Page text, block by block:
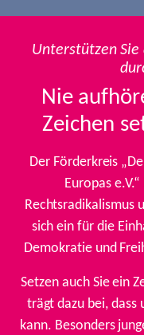
Unterstützen
Nie
Zeichen
Der Förderkreis
Europas
Rechtsradikalismus
sich ein für die
Demokratie und
Setzen auch Sie ein
trägt dazu bei,
kann. Besonders